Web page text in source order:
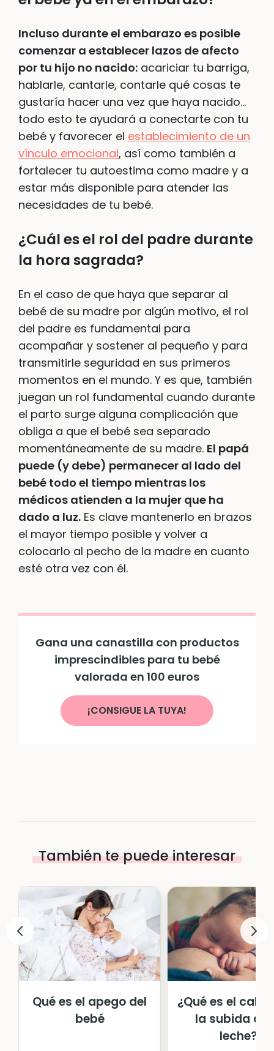
Incluso durante el embarazo es posible
comenzar a establecer lazos de afecto
por tu hijo no nacido: acariciar tu barriga,
hablarle, cantarle, contarle qué cosas te
gustaría hacer una vez que haya nacido…
todo esto te ayudará a conectarte con tu
bebé y favorecer el establecimiento de un
vínculo emocional, así como también a
fortalecer tu autoestima como madre y a
estar más disponible para atender las
necesidades de tu bebé.
¿Cuál es el rol del padre durante
la hora sagrada?
En el caso de que haya que separar al
bebé de su madre por algún motivo, el rol
del padre es fundamental para
acompañar y sostener al pequeño y para
transmitirle seguridad en sus primeros
momentos en el mundo. Y es que, también
juegan un rol fundamental cuando durante
el parto surge alguna complicación que
obliga a que el bebé sea separado
momentáneamente de su madre. El papá
puede (y debe) permanecer al lado del
bebé todo el tiempo mientras los
médicos atienden a la mujer que ha
dado a luz. Es clave mantenerlo en brazos
el mayor tiempo posible y volver a
colocarlo al pecho de la madre en cuanto
esté otra vez con él.
Gana una canastilla con productos
imprescindibles para tu bebé
valorada en 100 euros
¡CONSIGUE LA TUYA!
También te puede interesar
Qué es el apego del
bebé
¿Qué es el
la subida de
leche?